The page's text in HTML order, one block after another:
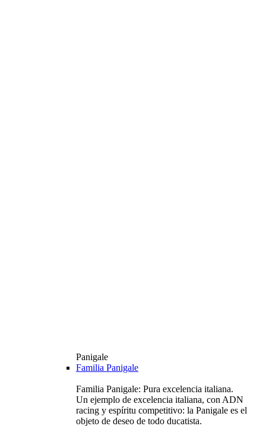
Panigale
Familia Panigale
Familia Panigale: Pura excelencia italiana.
Un ejemplo de excelencia italiana, con ADN
racing y espíritu competitivo: la Panigale es el
objeto de deseo de todo ducatista.